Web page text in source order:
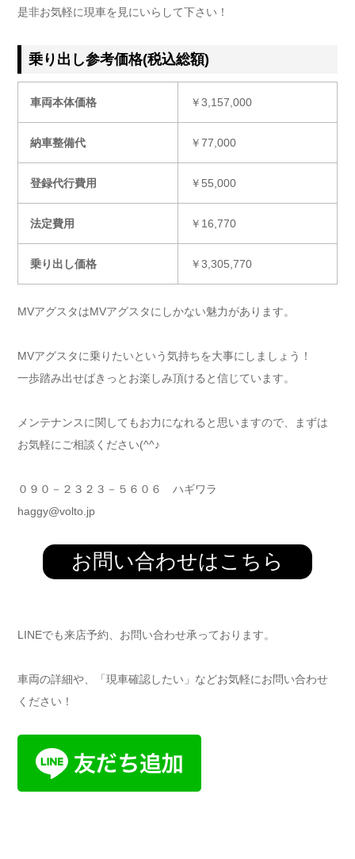
是非お気軽に現車を見にいらして下さい！
乗り出し参考価格(税込総額)
車両本体価格 ￥3,157,000
納車整備代 ￥77,000
登録代行費用 ￥55,000
法定費用 ￥16,770
乗り出し価格 ￥3,305,770
MVアグスタはMVアグスタにしかない魅力があります。
MVアグスタに乗りたいという気持ちを大事にしましょう！
一歩踏み出せばきっとお楽しみ頂けると信じています。
メンテナンスに関してもお力になれると思いますので、まずは
お気軽にご相談ください(^^♪
０９０－２３２３－５６０６ ハギワラ
haggy@volto.jp
お問い合わせはこちら
LINEでも来店予約、お問い合わせ承っております。
車両の詳細や、「現車確認したい」などお気軽にお問い合わせ
ください！